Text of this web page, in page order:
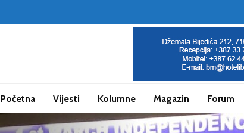
Početna Vijesti Kolumne Magazin Forum